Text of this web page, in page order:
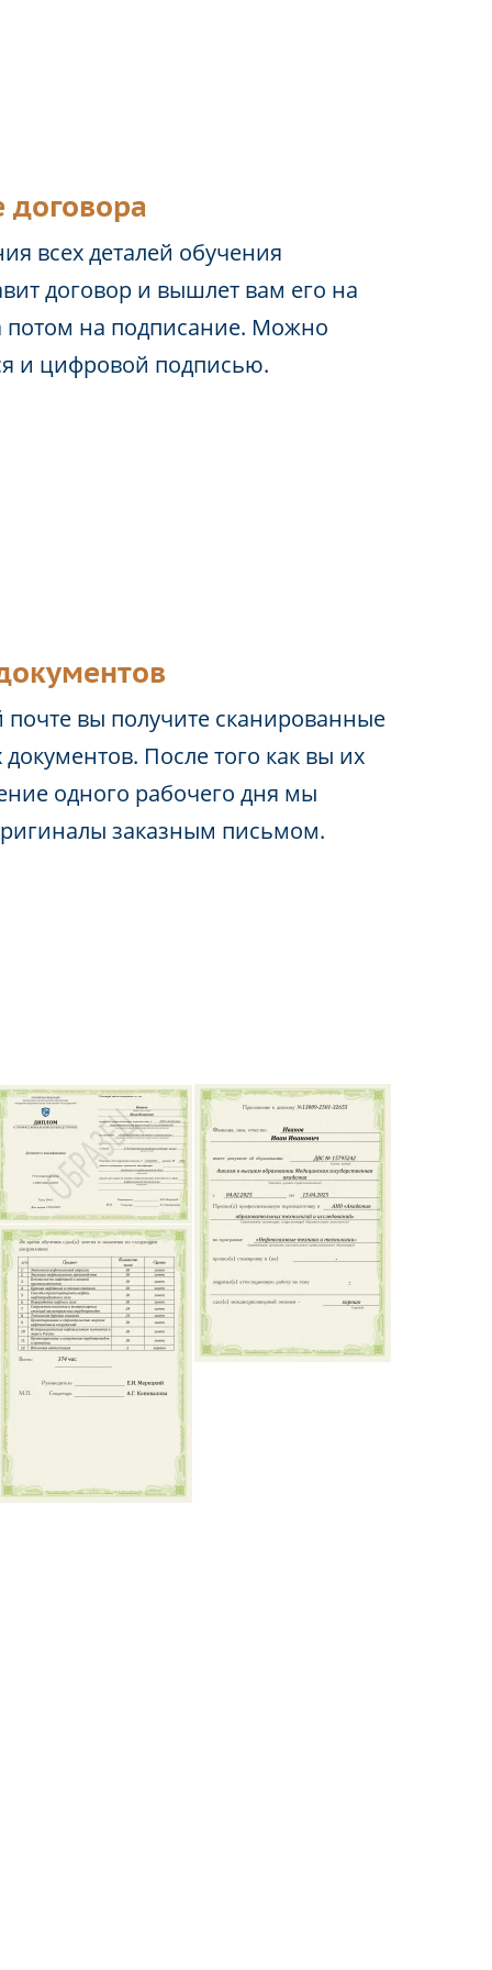
договора
всех деталей обучения
договор и вышлет вам его на
потом на подписание. Можно
и цифровой подписью.
почте вы получите сканированные
После того как вы их
одного рабочего дня мы
заказным письмом.